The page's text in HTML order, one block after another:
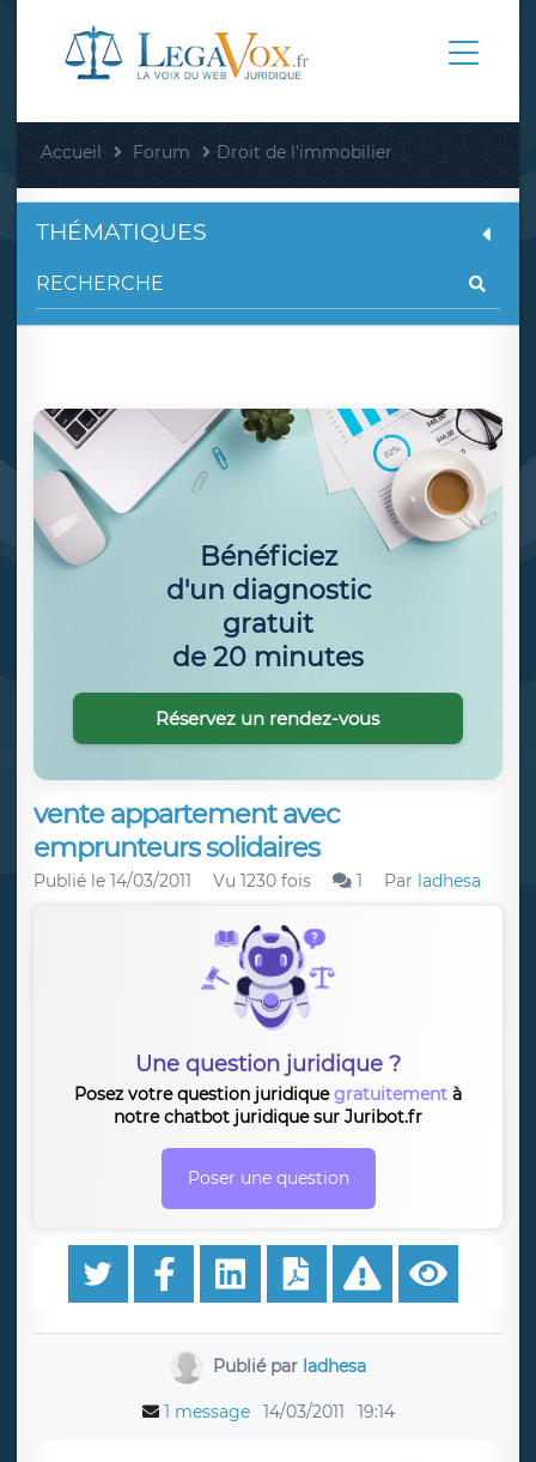
Accueil Forum Droit de l'immobilier
vente appartement avec
emprunteurs solidaires
Publié le 14/03/2011 Vu 1230 fois 1 Par ladhesa
Une question juridique ?
Posez votre question juridiquegratuitement à
notre chatbot juridique sur Juribot.fr
Poser une question
Publié par ladhesa
1 message 14/03/2011 19:14
THÉMATIQUES
Bénéficiez
d'un diagnostic
gratuit
de 20 minutes
Réservez un rendez-vous